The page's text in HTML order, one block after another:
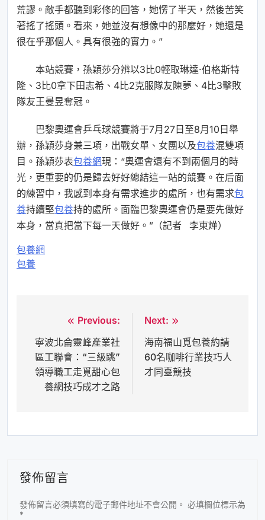
荒謬。敵手都聽到彩修的回答，她愣了半天，然後苦笑
著搖了搖頭。看來，她並沒有想像中的那麼好，她還是
很在乎那個人。具有很強的實力。”
本站競賽，孫穎莎分辨以3比0輕取琳達·伯格斯特
隆、3比0拿下田志希、4比2克服隊友陳夢、4比3擊敗
隊友王曼昱奪冠。
巴黎奧運會乒乓球競賽將于7月27日至8月10日舉
辦，孫穎莎身兼三項，出戰女單、女團以及包養混雙項
目。孫穎莎表包養網現：“奧運會還有不到兩個月的時
光，更重要的仍是歸去好好總結這一站的競賽。在后面
的練習中，我感到本身有需求進步的處所，也有需求包
養持續堅包養持的處所。面臨巴黎奧運會仍是要先做好
本身，當真把當下每一天做好。”（記者 李東燁）
包養網
包養
章
導
Previous:
寧波北侖靈峰產業社
區工聯會：“三級跳”
領導職工走覓甜心包
養網技巧成才之路
Next:
海南福山覓包養約請
60名咖啡行業技巧人
才同臺競技
發佈留言
發佈留言必須填寫的電子郵件地址不會公開。 必填欄位標示為
*